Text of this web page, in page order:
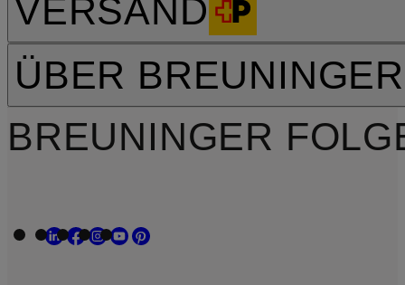
VERSAND
ÜBER BREUNINGER
BREUNINGER